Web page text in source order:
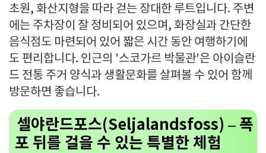
초원, 화산지형을 따라 걷는 장대한 루트입니다. 주변
에는 주차장이 잘 정비되어 있으며, 화장실과 간단한
음식점도 마련되어 있어 짧은 시간 동안 여행하기에
도 편리합니다. 인근의 '스코가르 박물관'은 아이슬란
드 전통 주거 양식과 생활문화를 살펴볼 수 있어 함께
방문하면 좋습니다.
셀야란드포스(Seljalandsfoss) – 폭
포 뒤를 걸을 수 있는 특별한 체험